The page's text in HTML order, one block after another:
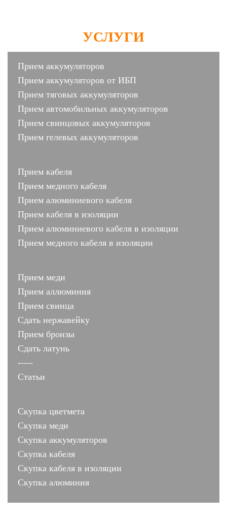
УСЛУГИ
Прием аккумуляторов
Прием аккумуляторов от ИБП
Прием тяговых аккумуляторов
Прием автомобильных аккумуляторов
Прием свинцовых аккумуляторов
Прием гелевых аккумуляторов
Прием кабеля
Прием медного кабеля
Прием алюминиевого кабеля
Прием кабеля в изоляции
Прием алюминиевого кабеля в изоляции
Прием медного кабеля в изоляции
Прием меди
Прием аллюминия
Прием свинца
Сдать нержавейку
Прием бронзы
Сдать латунь
-----
Статьи
Скупка цветмета
Скупка меди
Скупка аккумуляторов
Скупка кабеля
Скупка кабеля в изоляции
Скупка алюминия